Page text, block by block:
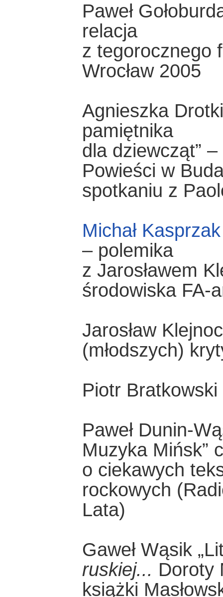
Paweł
relacja
z tegorocznego
Wrocław 2005
Agnieszka
pamiętnika
dla dziewcząt”
Powieści w
spotkaniu z
Michał Kasprzak
– polemika
z Jarosławem
środowiska FA-
Jarosław
(młodszych)
Piotr Bratkowski
Paweł Dunin-
Muzyka Mińsk”
o ciekawych
rockowych
Lata)
Gaweł Wąsik
ruskiej... Doroty
książki